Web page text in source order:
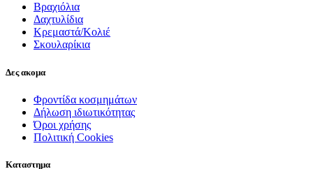
Βραχιόλια
Δαχτυλίδια
Κρεμαστά/Κολιέ
Σκουλαρίκια
Δες ακομα
Φροντίδα κοσμημάτων
Δήλωση ιδιωτικότητας
Όροι χρήσης
Πολιτική Cookies
Καταστημα